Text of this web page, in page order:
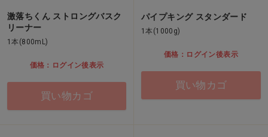
激落ちくん ストロングバスク
リーナー
1本(800mL)
価格：ログイン後表示
買い物カゴ
パイプキング スタンダード
1本(1000g)
価格：ログイン後表示
買い物カゴ